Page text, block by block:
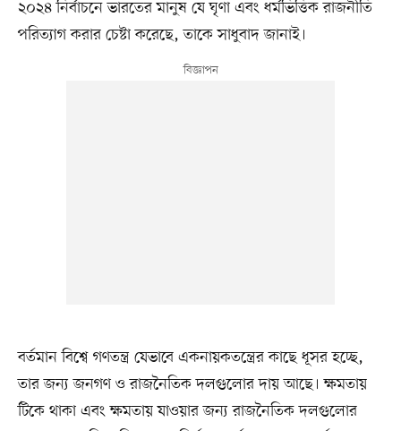
২০২৪ নির্বাচনে ভারতের মানুষ যে ঘৃণা এবং ধর্মভিত্তিক রাজনীতি
পরিত্যাগ করার চেষ্টা করেছে, তাকে সাধুবাদ জানাই।
বর্তমান বিশ্বে গণতন্ত্র যেভাবে একনায়কতন্ত্রের কাছে ধূসর হচ্ছে,
তার জন্য জনগণ ও রাজনৈতিক দলগুলোর দায় আছে। ক্ষমতায়
টিকে থাকা এবং ক্ষমতায় যাওয়ার জন্য রাজনৈতিক দলগুলোর